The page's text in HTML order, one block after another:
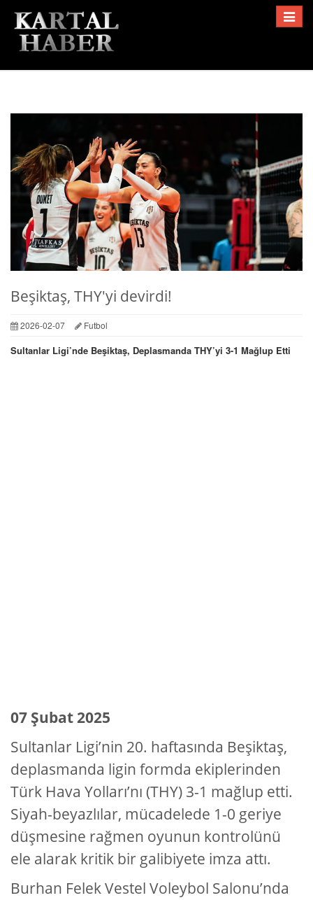
Toggle
Beşiktaş, THY'yi devirdi!
2026-02-07 Futbol
Sultanlar Ligi’nde Beşiktaş, Deplasmanda THY’yi 3-1 Mağlup Etti
07 Şubat 2025
Sultanlar Ligi’nin 20. haftasında Beşiktaş,
deplasmanda ligin formda ekiplerinden
Türk Hava Yolları’nı (THY) 3-1 mağlup etti.
Siyah-beyazlılar, mücadelede 1-0 geriye
düşmesine rağmen oyunun kontrolünü
ele alarak kritik bir galibiyete imza attı.
Burhan Felek Vestel Voleybol Salonu’nda